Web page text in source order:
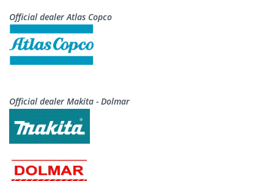
Official dealer Atlas Copco
Official dealer Makita - Dolmar